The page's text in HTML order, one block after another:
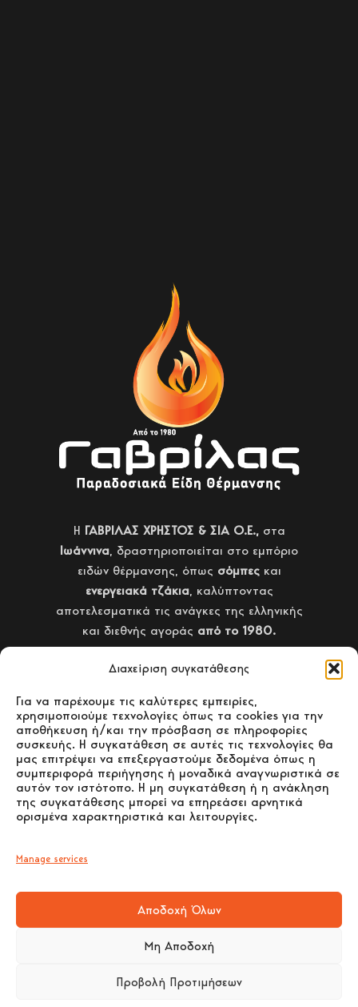
Διαχείριση συγκατάθεσης
Για να παρέχουμε τις καλύτερες εμπειρίες,
χρησιμοποιούμε τεχνολογίες όπως τα cookies για την
αποθήκευση ή/και την πρόσβαση σε πληροφορίες
συσκευής. Η συγκατάθεση σε αυτές τις τεχνολογίες θα
μας επιτρέψει να επεξεργαστούμε δεδομένα όπως η
συμπεριφορά περιήγησης ή μοναδικά αναγνωριστικά σε
αυτόν τον ιστότοπο. Η μη συγκατάθεση ή η ανάκληση
της συγκατάθεσης μπορεί να επηρεάσει αρνητικά
ορισμένα χαρακτηριστικά και λειτουργίες.
Manage services
Αποδοχή Όλων
Μη Αποδοχή
Προβολή Προτιμήσεων
H ΓΑΒΡΙΛΑΣ ΧΡΗΣΤΟΣ & ΣΙΑ Ο.Ε.,στα
Ιωάννινα , δραστηριοποιείται στο εμπόριο
ειδών θέρμανσης, όπως σόμπεςκαι
ενεργειακά τζάκια, καλύπτοντας
αποτελεσματικά τις ανάγκες της ελληνικής
και διεθνής αγοράς από το 1980.
Sitemap
ΑΡΧΙΚΗ
ΣΟΜΠΕΣ ΞΥΛΟΥ
ΣΟΜΠΕΣ PELLET
Στοιχεία Επικοινωνίας